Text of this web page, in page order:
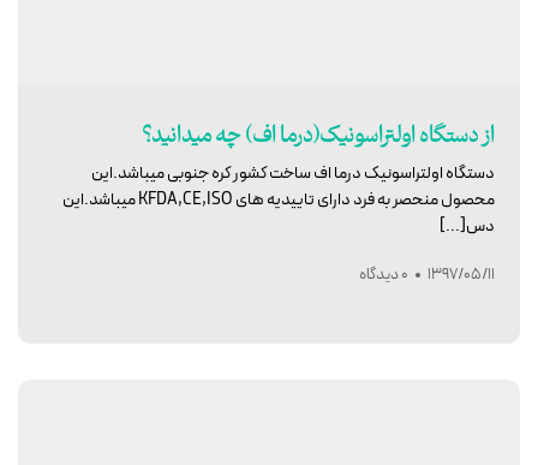
از دستگاه اولتراسونیک(درما اف) چه میدانید؟
دستگاه اولتراسونیک درما اف ساخت کشور کره جنوبی میباشد.این
محصول منحصر به فرد دارای تاییدیه های KFDA,CE,ISO میباشد.این
دس[...]
1397/05/11 0 دیدگاه